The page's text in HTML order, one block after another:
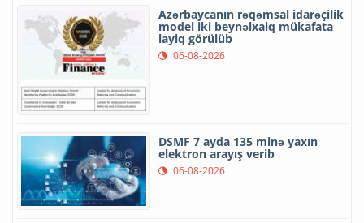
Azərbaycanın rəqəmsal idarəçilik
model iki beynəlxalq mükafata
layiq görülüb
06-08-2026
DSMF 7 ayda 135 minə yaxın
elektron arayış verib
06-08-2026